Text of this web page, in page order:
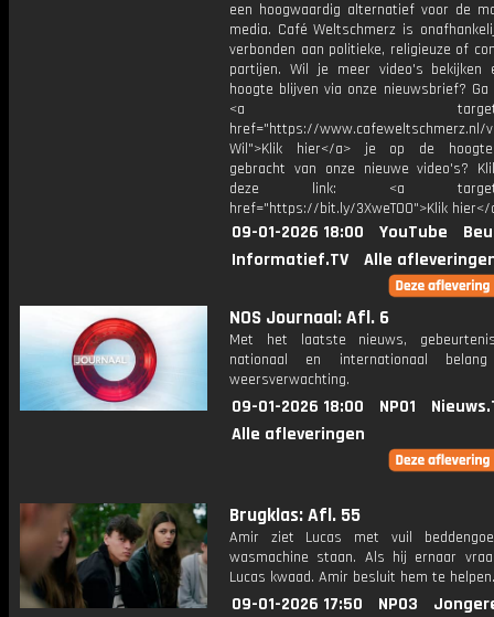
een hoogwaardig alternatief voor de
media. Café Weltschmerz is
verbonden aan politieke, religieuze of
partijen. Wil je meer video's bekijken
hoogte blijven via onze nieuwsbrief? Ga
<a
href="https://www.cafeweltschmerz.nl/
Wil">Klik hier</a> je op de
gebracht van onze nieuwe video's?
deze link: <a
href="https://bit.ly/3XweTO0">Klik hier</
09-01-2026 18:00 YouTube
Informatief.TV
Alle
NOS Journaal: Afl. 6
Met het laatste nieuws,
nationaal en internationaal
weersverwachting.
09-01-2026 18:00 NPO1
Alle afleveringen
Brugklas: Afl. 55
Amir ziet Lucas met vuil
wasmachine staan. Als hij ernaar
Lucas kwaad. Amir besluit hem te helpen.
09-01-2026 17:50 NPO3